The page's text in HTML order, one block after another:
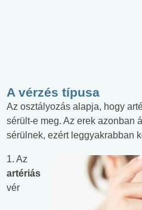
A vérzés típusa
Az osztályozás alapja, hogy
sérült-e meg. Az erek azonban
sérülnek, ezért leggyakrabban
1. Az
artériás
vér